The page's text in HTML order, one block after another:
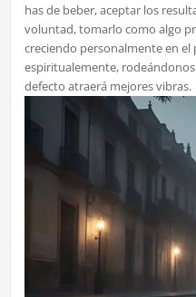
has de beber, aceptar los
voluntad, tomarlo como algo
creciendo personalmente en el
espiritualemente,
defecto atraerá mejores vibras.